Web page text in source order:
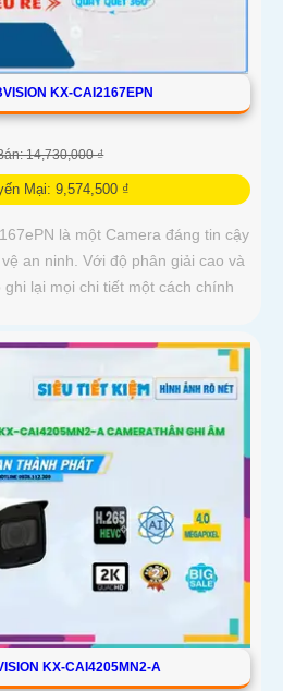
KX-CAI2167EPN
14,730,000 ₫
Mại: 9,574,500 ₫
là một Camera đáng tin cậy
an ninh. Với độ phân giải cao và
lại mọi chi tiết một cách chính
KX-CAI4205MN2-A